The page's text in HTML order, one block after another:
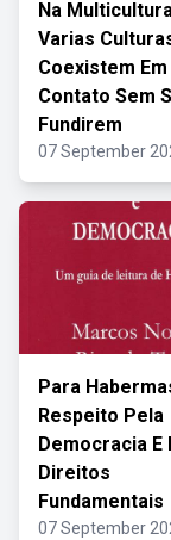
Na
Varias
Coexistem Em
Contato Sem
Fundirem
07 September
Para
Respeito Pela
Democracia E
Direitos
Fundamentais
07 September